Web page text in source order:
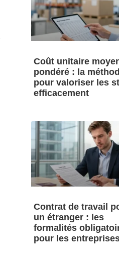
Coût unitaire
pondéré : la
pour valoriser les
efficacement
Contrat de travail
un étranger : les
formalités
pour les